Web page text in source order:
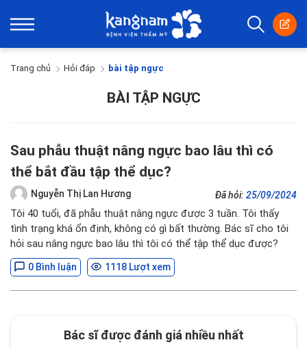
Trang chủ Hỏi đáp bài tập ngực
BÀI TẬP NGỰC
Sau phẫu thuật nâng ngực bao lâu thì có
thể bắt đầu tập thể dục?
Nguyễn Thị Lan Hương Đã hỏi: 25/09/2024
Tôi 40 tuổi, đã phẫu thuật nâng ngực được 3 tuần. Tôi thấy
tình trạng khá ổn định, không có gì bất thường. Bác sĩ cho tôi
hỏi sau nâng ngực bao lâu thì tôi có thể tập thể dục được?
0 Bình luận 1118 Lượt xem
Bác sĩ được đánh giá nhiều nhất